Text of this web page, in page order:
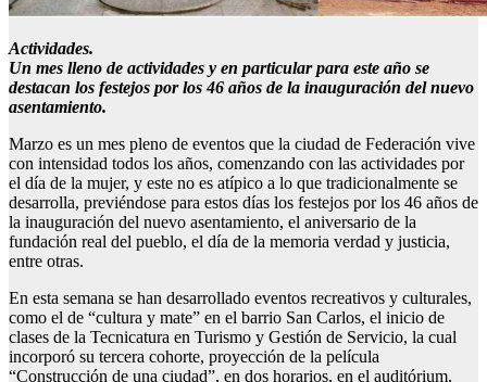
Actividades.
Un mes lleno de actividades y en particular para este año se
destacan los festejos por los 46 años de la inauguración del nuevo
asentamiento.
Marzo es un mes pleno de eventos que la ciudad de Federación vive
con intensidad todos los años, comenzando con las actividades por
el día de la mujer, y este no es atípico a lo que tradicionalmente se
desarrolla, previéndose para estos días los festejos por los 46 años de
la inauguración del nuevo asentamiento, el aniversario de la
fundación real del pueblo, el día de la memoria verdad y justicia,
entre otras.
En esta semana se han desarrollado eventos recreativos y culturales,
como el de “cultura y mate” en el barrio San Carlos, el inicio de
clases de la Tecnicatura en Turismo y Gestión de Servicio, la cual
incorporó su tercera cohorte, proyección de la película
“Construcción de una ciudad”, en dos horarios, en el auditórium,